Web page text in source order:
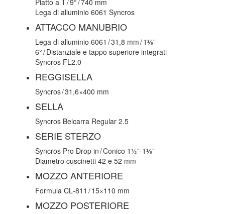
Lega di alluminio 6061 Syncros
ATTACCO MANUBRIO
Lega di alluminio 6061 / 31,8 mm / 1⅛”
6° / Distanziale e tappo superiore integrati
Syncros FL2.0
REGGISELLA
Syncros / 31,6×400 mm
SELLA
Syncros Belcarra Regular 2.5
SERIE STERZO
Syncros Pro Drop in / Conico 1½”-1⅛”
Diametro cuscinetti 42 e 52 mm
MOZZO ANTERIORE
Formula CL‑811 / 15×110 mm
MOZZO POSTERIORE